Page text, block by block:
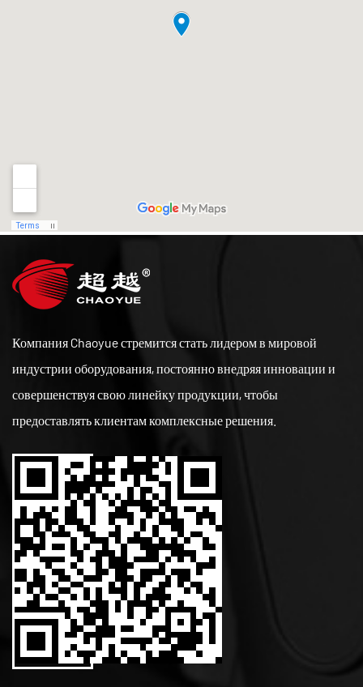
Компания Chaoyue стремится стать лидером в мировой
индустрии оборудования, постоянно внедряя инновации и
совершенствуя свою линейку продукции, чтобы
предоставлять клиентам комплексные решения.